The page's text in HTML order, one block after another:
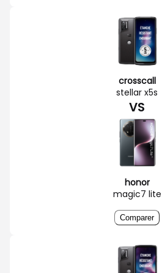
crosscall
stellar x5s
VS
honor
magic7 lite
Comparer